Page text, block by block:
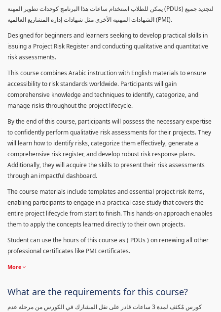
يمكن للطلاب استخدام ساعات هذا البرنامج كوحدات تطوير المهنة (PDUs) لتجديد جميع
الشهادات المهنية الأخرى مثل شهادات إدارة المشاريع العالمية (PMI).
Designed for beginners and learners seeking to develop practical skills in
issuing a Project Risk Register and conducting qualitative and quantitative
risk assessments.
This course combines Arabic instruction with English materials to ensure
accessibility to risk standards worldwide. Participants will gain
comprehensive knowledge and techniques to identify, categorize, and
manage risks throughout the project lifecycle.
By the end of this course, participants will possess the necessary expertise
to confidently perform qualitative risk assessments for their projects. They
will learn how to identify risks, categorize them effectively, generate a
comprehensive risk register, and develop robust risk response plans.
Additionally, they will acquire the skills to present their risk assessments
through an impactful dashboard.
The course materials include templates and essential project risk items,
enabling participants to engage in a practical case study that covers the
entire project lifecycle from start to finish. This hands-on approach enables
them to apply the concepts learned directly to their own projects.
Student can use the hours of this course as ( PDUs ) on renewing all other
professional certificates like PMI certificates.
More
What are the requirements for this course?
كورس مٌكثف لمدة 3 ساعات قادر على نقل المشارك في الكورس من مرحلة عدم